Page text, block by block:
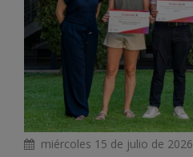
miércoles 15 de julio de 2026